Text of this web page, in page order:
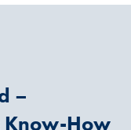
–
Know-How